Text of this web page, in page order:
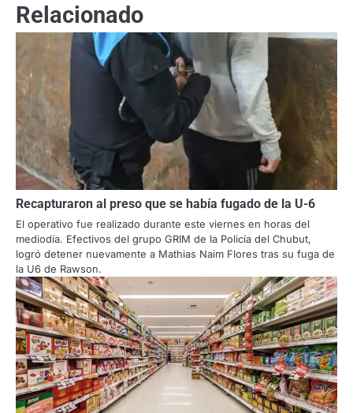
Relacionado
Recapturaron al preso que se había fugado de la U-6
El operativo fue realizado durante este viernes en horas del
mediodía. Efectivos del grupo GRIM de la Policía del Chubut,
logró detener nuevamente a Mathias Naim Flores tras su fuga de
la U6 de Rawson.